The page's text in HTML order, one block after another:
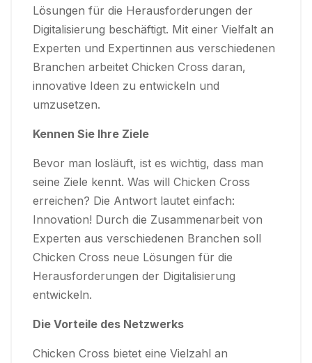
Lösungen für die Herausforderungen der
Digitalisierung beschäftigt. Mit einer Vielfalt an
Experten und Expertinnen aus verschiedenen
Branchen arbeitet Chicken Cross daran,
innovative Ideen zu entwickeln und
umzusetzen.
Kennen Sie Ihre Ziele
Bevor man losläuft, ist es wichtig, dass man
seine Ziele kennt. Was will Chicken Cross
erreichen? Die Antwort lautet einfach:
Innovation! Durch die Zusammenarbeit von
Experten aus verschiedenen Branchen soll
Chicken Cross neue Lösungen für die
Herausforderungen der Digitalisierung
entwickeln.
Die Vorteile des Netzwerks
Chicken Cross bietet eine Vielzahl an